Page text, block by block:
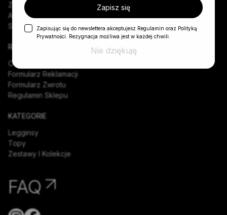
Zamówienia
Adresy
Szczegóły
REGULAMIN
O Sklepie
Formularz Reklamacji
Formularz Zwrotu
Regulamin Sklepu
KATEGORIE
Legginsy
Topy
Zestawy I Kolekcje
FAQ
Zapisz się
Zapisując się do newslettera akceptujesz Regulamin oraz Polityką
Prywatności. Rezygnacja możliwa jest w każdej chwili.
Nie dziękuję